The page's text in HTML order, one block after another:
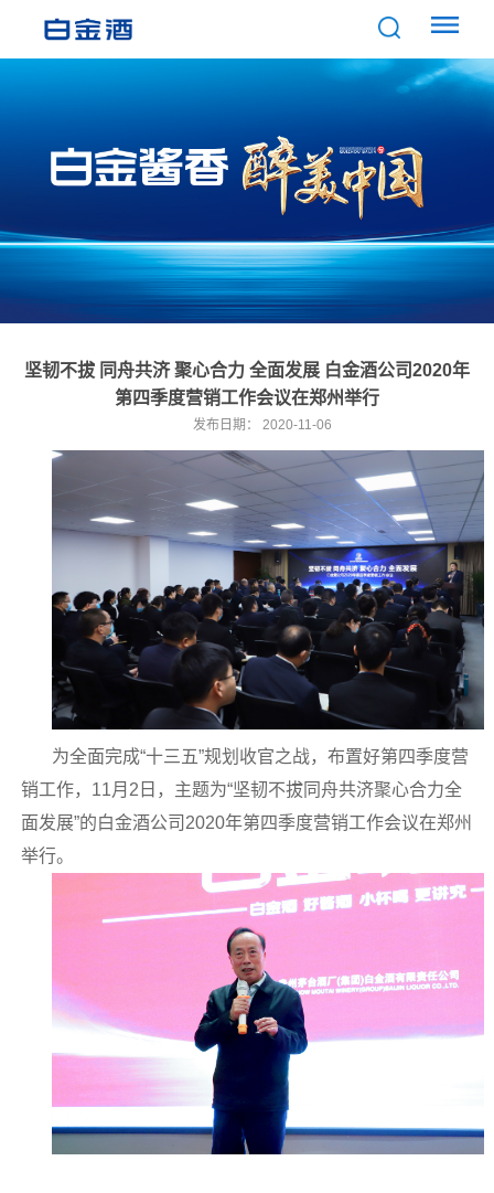
坚韧不拔 同舟共济 聚心合力 全面发展 白金酒公司2020年
第四季度营销工作会议在郑州举行
发布日期： 2020-11-06
为全面完成“十三五”规划收官之战，布置好第四季度营
销工作，11月2日，主题为“坚韧不拔同舟共济聚心合力全
面发展”的白金酒公司2020年第四季度营销工作会议在郑州
举行。